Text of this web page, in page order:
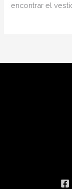
encontrar el